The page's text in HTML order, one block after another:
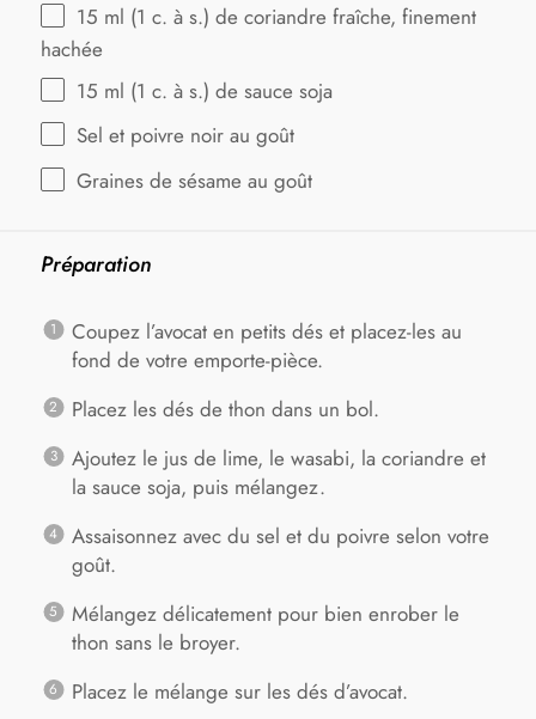
15 ml (1 c. à s.) de coriandre fraîche, finement
hachée
15 ml (1 c. à s.) de sauce soja
Sel et poivre noir au goût
Graines de sésame au goût
Préparation
Coupez l’avocat en petits dés et placez-les au
fond de votre emporte-pièce.
Placez les dés de thon dans un bol.
Ajoutez le jus de lime, le wasabi, la coriandre et
la sauce soja, puis mélangez.
Assaisonnez avec du sel et du poivre selon votre
goût.
Mélangez délicatement pour bien enrober le
thon sans le broyer.
Placez le mélange sur les dés d’avocat.